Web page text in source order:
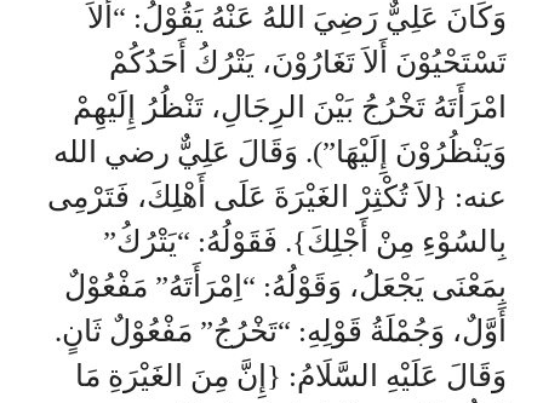
وَكَانَ عَلِيٌّ رَضِيَ اللهُ عَنْهُ يَقُوْلُ: “أَلاَ
تَسْتَحْيُوْنَ أَلاَ تَغَارُوْنَ، يَتْرُكُ أَحَدُكُمْ
امْرَأَتَهُ تَخْرُجُ بَيْنَ الرِجَالِ، تَنْظُرُ إِلَيْهِمْ
وَيَنْظُرُوْنَ إِلَيْهَا”). وَقَالَ عَلِيٌّ رضي الله
عنه: {لاَ تُكْثِرْ الغَيْرَةَ عَلَى أَهْلِكَ، فَتَرْمِى
بِالسُوْءِ مِنْ أَجْلِكَ}. فَقَوْلُهُ: “يَتْرُكُ”
بِمَعْنَى يَجْعَلُ، وَقَوْلُهُ: “اِمْرَأَتَهُ” مَفْعُوْلٌ
أَوَّلٌ، وَجُمْلَةُ قَوْلِهِ: “تَخْرُجُ” مَفْعُوْلٌ ثَانٍ.
وَقَالَ عَلَيْهِ السَّلَامُ: {إِنَّ مِنَ الغَيْرَةِ مَا